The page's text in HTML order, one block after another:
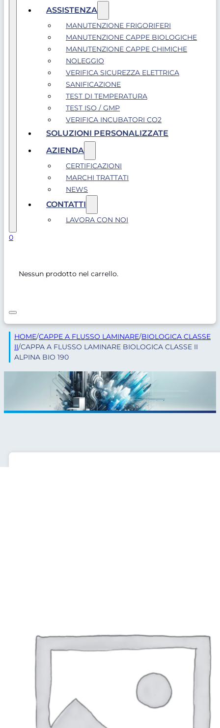
ASSISTENZA
MANUTENZIONE FRIGORIFERI
MANUTENZIONE CAPPE BIOLOGICHE
MANUTENZIONE CAPPE CHIMICHE
NOLEGGIO
VERIFICA SICUREZZA ELETTRICA
SANIFICAZIONE
TEST DI TEMPERATURA
TEST ISO / GMP
VERIFICA INCUBATORI CO2
SOLUZIONI PERSONALIZZATE
AZIENDA
CERTIFICAZIONI
MARCHI TRATTATI
NEWS
CONTATTI
LAVORA CON NOI
0
Nessun prodotto nel carrello.
HOME/CAPPE A FLUSSO LAMINARE/BIOLOGICA CLASSE
II/CAPPA A FLUSSO LAMINARE BIOLOGICA CLASSE II
ALPINA BIO 190